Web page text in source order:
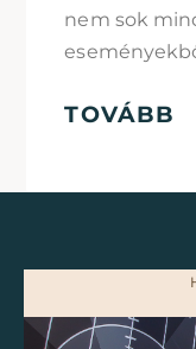
nem sok
TOVÁBB